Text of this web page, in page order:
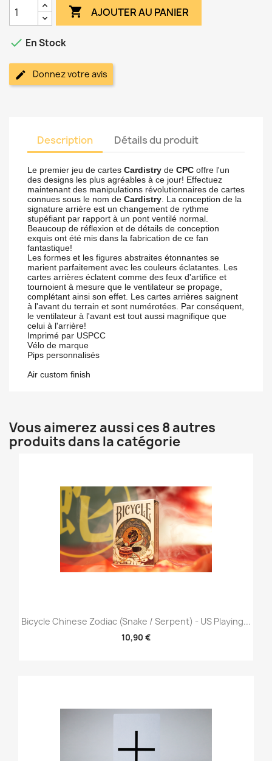
 AJOUTER AU PANIER
 En Stock
Donnez votre avis
Description Détails du produit
Le premier jeu de cartes Cardistry de CPC offre l'un
des designs les plus agréables à ce jour! Effectuez
maintenant des manipulations révolutionnaires de cartes
connues sous le nom de Cardistry . La conception de la
signature arrière est un changement de rythme
stupéfiant par rapport à un pont ventilé normal.
Beaucoup de réflexion et de détails de conception
exquis ont été mis dans la fabrication de ce fan
fantastique!
Les formes et les figures abstraites étonnantes se
marient parfaitement avec les couleurs éclatantes. Les
cartes arrières éclatent comme des feux d'artifice et
tournoient à mesure que le ventilateur se propage,
complétant ainsi son effet. Les cartes arrières saignent
à l'avant du terrain et sont numérotées. Par conséquent,
le ventilateur à l'avant est tout aussi magnifique que
celui à l'arrière!
Imprimé par USPCC
Vélo de marque
Pips personnalisés
Air custom finish
Vous aimerez aussi ces 8 autres
produits dans la catégorie
Bicycle Chinese Zodiac (Snake / Serpent) - US Playing...
10,90 €